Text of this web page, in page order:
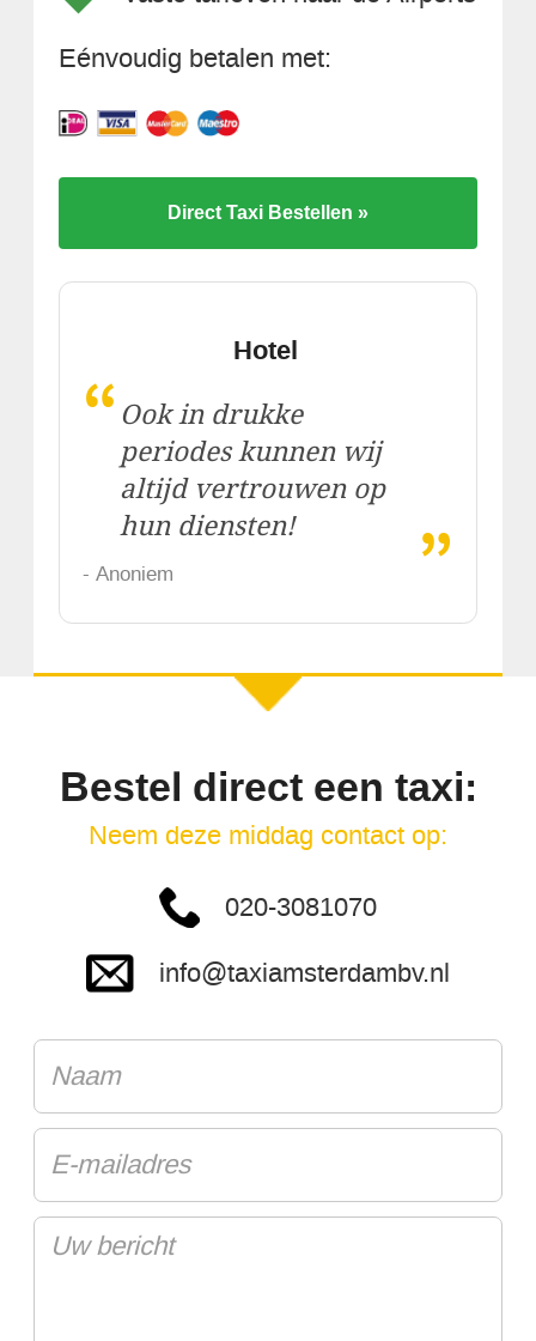
Eénvoudig betalen met:
Direct Taxi Bestellen »
Hotel
“ Ook in drukke
periodes kunnen wij
altijd vertrouwen op
hun diensten!
„
- Anoniem
Bestel direct een taxi:
Neem deze middag contact op:
020-3081070
info@taxiamsterdambv.nl